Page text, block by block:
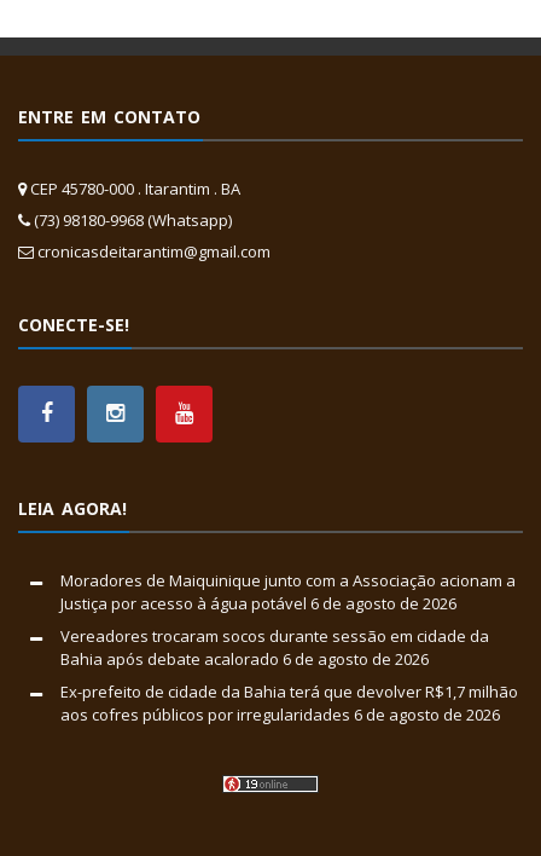
ENTRE EM CONTATO
CEP 45780-000 . Itarantim . BA
(73) 98180-9968 (Whatsapp)
cronicasdeitarantim@gmail.com
CONECTE-SE!
LEIA AGORA!
Moradores de Maiquinique junto com a Associação acionam a
Justiça por acesso à água potável 6 de agosto de 2026
Vereadores trocaram socos durante sessão em cidade da
Bahia após debate acalorado 6 de agosto de 2026
Ex-prefeito de cidade da Bahia terá que devolver R$1,7 milhão
aos cofres públicos por irregularidades 6 de agosto de 2026